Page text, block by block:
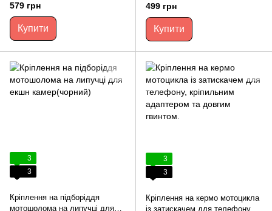
579 грн
Купити
499 грн
Купити
3
3
Кріплення на підборіддя
мотошолома на липучці для
3
3
Кріплення на кермо мотоцикла
із затискачем для телефону,